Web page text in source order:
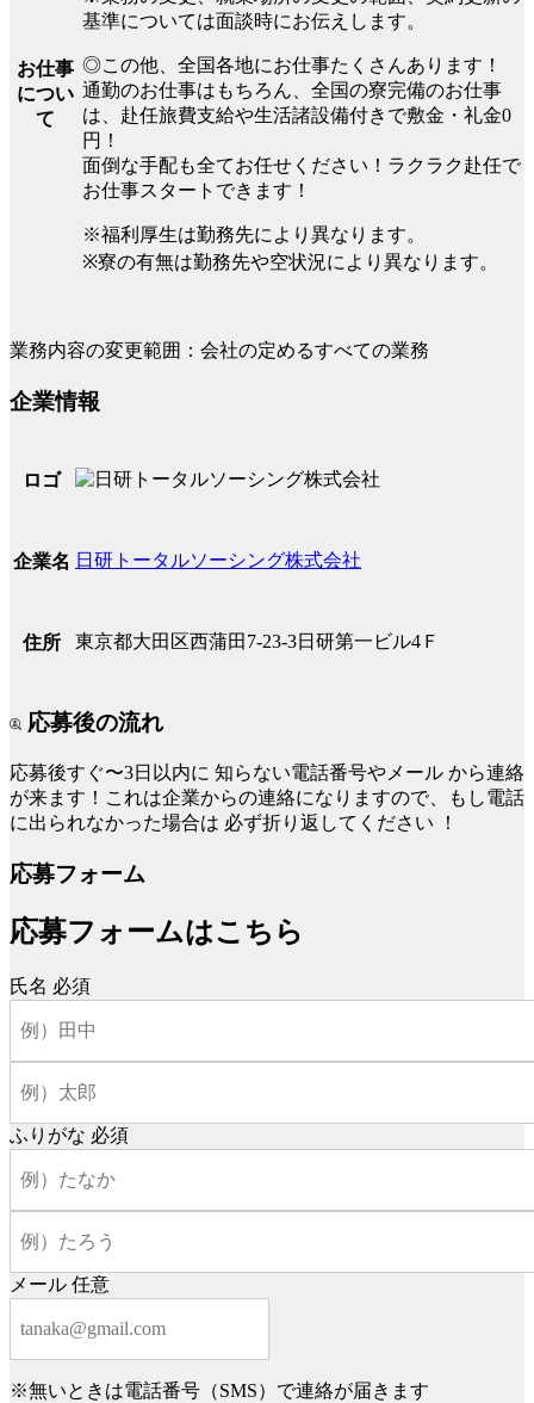
お仕事
につい
て
基準については面談時にお伝えします。
◎この他、全国各地にお仕事たくさんあります！
通勤のお仕事はもちろん、全国の寮完備のお仕事
は、赴任旅費支給や生活諸設備付きで敷金・礼金0
円！
面倒な手配も全てお任せください！ラクラク赴任で
お仕事スタートできます！
※福利厚生は勤務先により異なります。
※寮の有無は勤務先や空状況により異なります。
業務内容の変更範囲：会社の定めるすべての業務
企業情報
ロゴ
企業名 日研トータルソーシング株式会社
住所 東京都大田区西蒲田7-23-3日研第一ビル4Ｆ
応募後の流れ
応募後すぐ〜3日以内に 知らない電話番号やメール から連絡
が来ます！これは企業からの連絡になりますので、もし電話
に出られなかった場合は 必ず折り返してください ！
応募フォーム
応募フォームはこちら
氏名 必須
ふりがな 必須
メール 任意
※無いときは電話番号（SMS）で連絡が届きます